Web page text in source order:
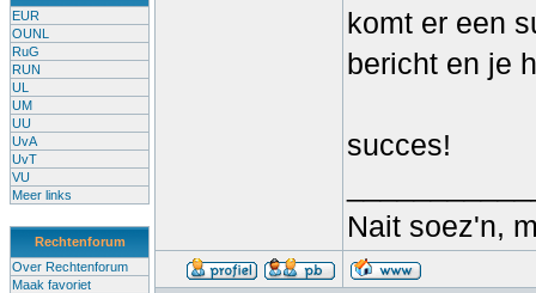
EUR
OUNL
RuG
RUN
UL
UM
UU
UvA
UvT
VU
Meer links
Rechtenforum
Over Rechtenforum
Maak favoriet
komt er een
bericht en je
succes!
Nait soez'n,